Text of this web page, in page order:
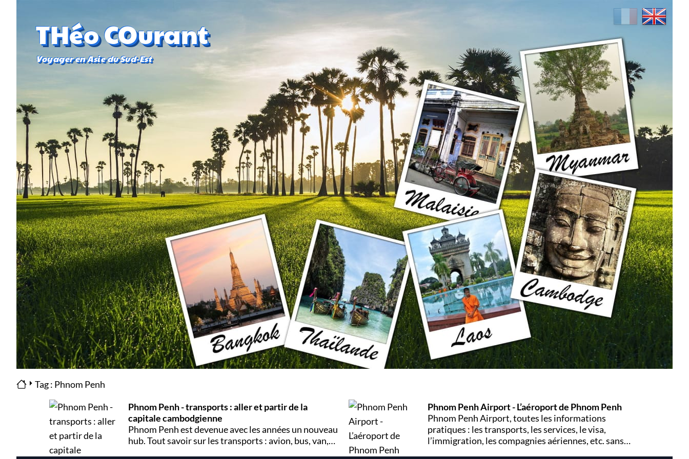
THéo COurant
Voyager en Asie du Sud-Est
Tag : Phnom Penh
Phnom Penh - transports : aller et partir de la
capitale cambodgienne
Phnom Penh est devenue avec les années un nouveau
hub. Tout savoir sur les transports : avion, bus, van,
Phnom Penh Airport - L’aéroport de Phnom Penh
Phnom Penh Airport, toutes les informations
pratiques : les transports, les services, le visa,
l’immigration, les compagnies aériennes, etc. sans